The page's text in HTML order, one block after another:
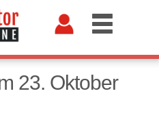
23. Oktober